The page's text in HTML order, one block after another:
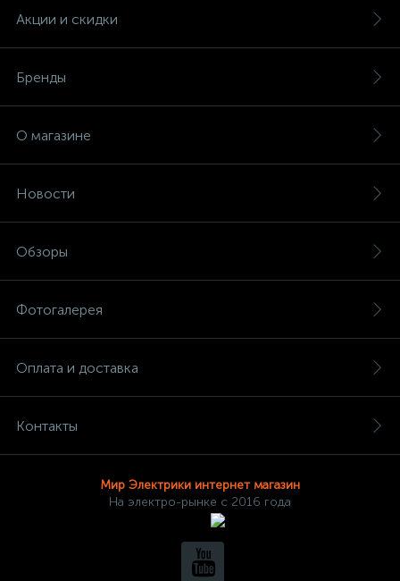
Акции и скидки
Бренды
О магазине
Новости
Обзоры
Фотогалерея
Оплата и доставка
Контакты
Мир Электрики интернет магазин
На электро-рынке с 2016 года